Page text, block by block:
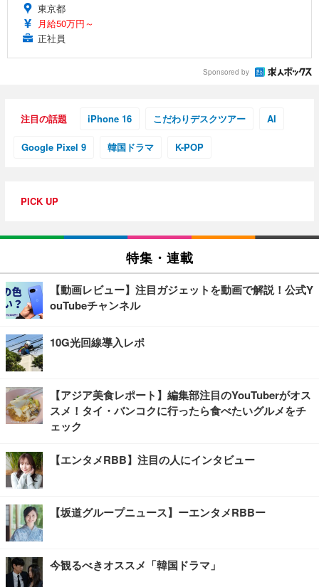
東京都
月給50万円～
正社員
Sponsored by
注目の話題 iPhone 16 こだわりデスクツアー AI
Google Pixel 9 韓国ドラマ K-POP
PICK UP
特集・連載
【動画レビュー】注目ガジェットを動画で解説！公式Y
ouTubeチャンネル
10G光回線導入レポ
【アジア美食レポート】編集部注目のYouTuberがオス
スメ！タイ・バンコクに行ったら食べたいグルメをチ
ェック
【エンタメRBB】注目の人にインタビュー
【坂道グループニュース】ーエンタメRBBー
今観るべきオススメ「韓国ドラマ」